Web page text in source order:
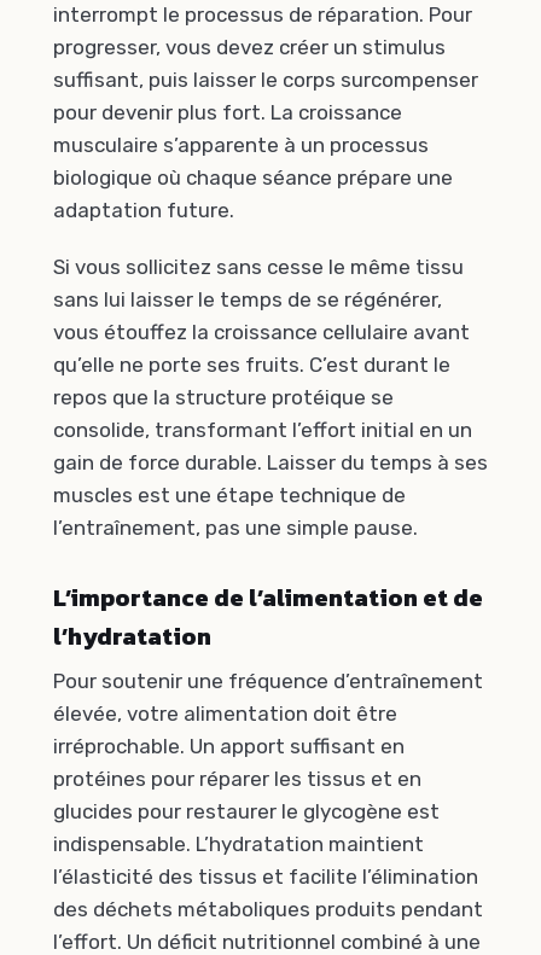
interrompt le processus de réparation. Pour
progresser, vous devez créer un stimulus
suffisant, puis laisser le corps surcompenser
pour devenir plus fort. La croissance
musculaire s’apparente à un processus
biologique où chaque séance prépare une
adaptation future.
Si vous sollicitez sans cesse le même tissu
sans lui laisser le temps de se régénérer,
vous étouffez la croissance cellulaire avant
qu’elle ne porte ses fruits. C’est durant le
repos que la structure protéique se
consolide, transformant l’effort initial en un
gain de force durable. Laisser du temps à ses
muscles est une étape technique de
l’entraînement, pas une simple pause.
L’importance de l’alimentation et de
l’hydratation
Pour soutenir une fréquence d’entraînement
élevée, votre alimentation doit être
irréprochable. Un apport suffisant en
protéines pour réparer les tissus et en
glucides pour restaurer le glycogène est
indispensable. L’hydratation maintient
l’élasticité des tissus et facilite l’élimination
des déchets métaboliques produits pendant
l’effort. Un déficit nutritionnel combiné à une